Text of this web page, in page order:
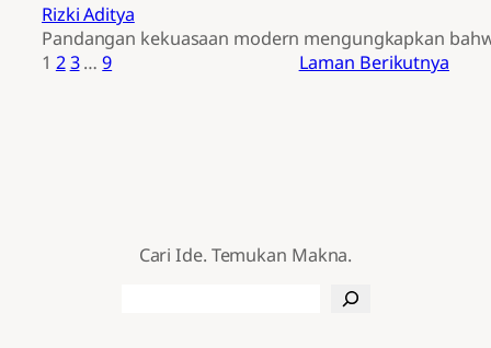
Rizki Aditya
Pandangan kekuasaan modern mengungkapkan
1 23 … 9 Laman Berikutnya
Cari Ide. Temukan Makna.